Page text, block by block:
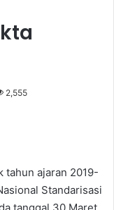
2,555
tahun ajaran 2019-
Standarisasi